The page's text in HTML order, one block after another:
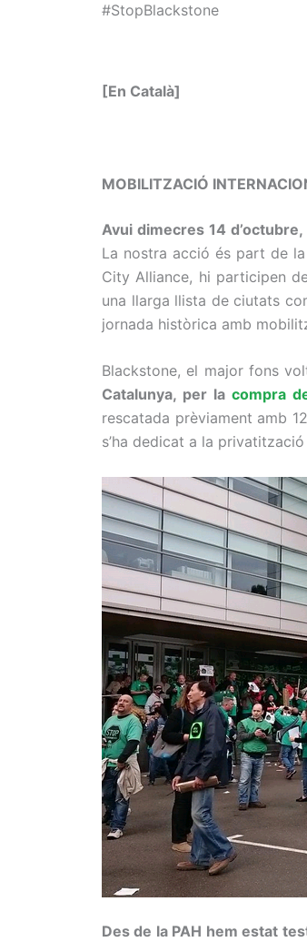
#StopBlackstone
[En Català]
MOBILITZACIÓ
Avui dimecres 14
La nostra acció és part de
City Alliance, hi participen
una llarga llista de ciutats
jornada històrica amb
Blackstone, el major fons
Catalunya, per lacompra
rescatada prèviament amb
s’ha dedicat a la
Des de la PAH hem estat